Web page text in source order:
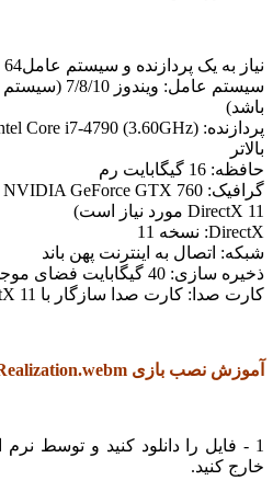
نیاز به یک پردازنده و سیستم عامل64 بیتی دارد
باشد)
پردازنده: Intel Core i7-4790 (3.60GHz) یا بهتر؛
بالاتر
حافظه: 16 گیگابایت رم
DirectX 11 مورد نیاز است)
DirectX: نسخه 11
شبکه: اتصال به اینترنت پهن باند
ذخیره سازی: 40 گیگابایت فضای موجود
کارت صدا: کارت صدا سازگار با DirectX 11
آموزش نصب بازی Sword Art Online Hollow Realization.webm :
خارج کنید.